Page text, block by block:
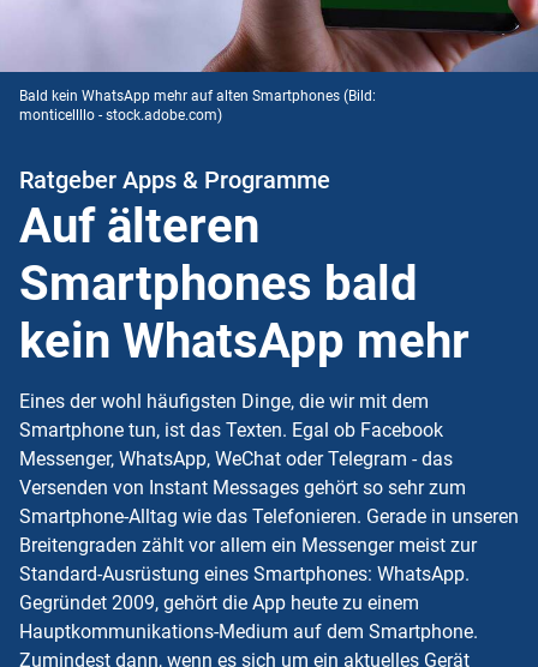
Bald kein WhatsApp mehr auf alten Smartphones (Bild:
monticellllo - stock.adobe.com)
Ratgeber Apps & Programme
Auf älteren
Smartphones bald
kein WhatsApp mehr
Eines der wohl häufigsten Dinge, die wir mit dem
Smartphone tun, ist das Texten. Egal ob Facebook
Messenger, WhatsApp, WeChat oder Telegram - das
Versenden von Instant Messages gehört so sehr zum
Smartphone-Alltag wie das Telefonieren. Gerade in unseren
Breitengraden zählt vor allem ein Messenger meist zur
Standard-Ausrüstung eines Smartphones: WhatsApp.
Gegründet 2009, gehört die App heute zu einem
Hauptkommunikations-Medium auf dem Smartphone.
Zumindest dann, wenn es sich um ein aktuelles Gerät